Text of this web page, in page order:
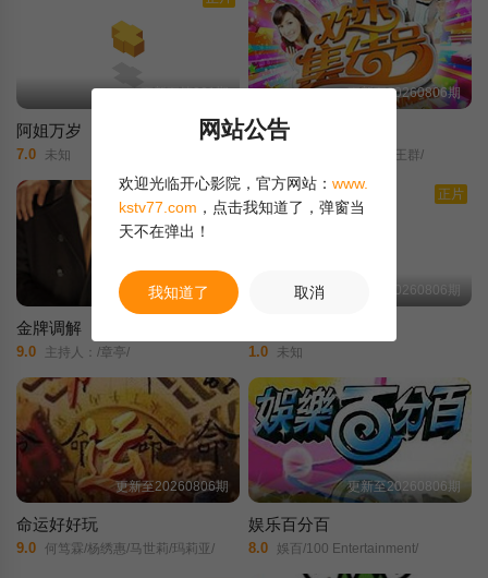
更新至第301期
阿姐万岁
7.0 未知
更新至20260806期
欢乐集结号
董凯/文杰/璐璐/王旭/王群/
更新至20260805期
金牌调解
9.0 主持人：/章亭/
正片
更新至20260806期
1.0 未知
更新至20260806期
命运好好玩
9.0 何笃霖/杨绣惠/马世莉/玛莉亚/
更新至20260806期
娱乐百分百
8.0 娛百/100 Entertainment/
网站公告
欢迎光临开心影院，官方网站： www.
kstv77.com ，点击我知道了，弹窗当
天不在弹出！
我知道了 取消